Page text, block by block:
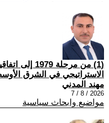
(1) من مرحلة
الاستراتيجي في الشرق
مهند المدني
2026 / 8 / 7
مواضيع وابحاث سياسية